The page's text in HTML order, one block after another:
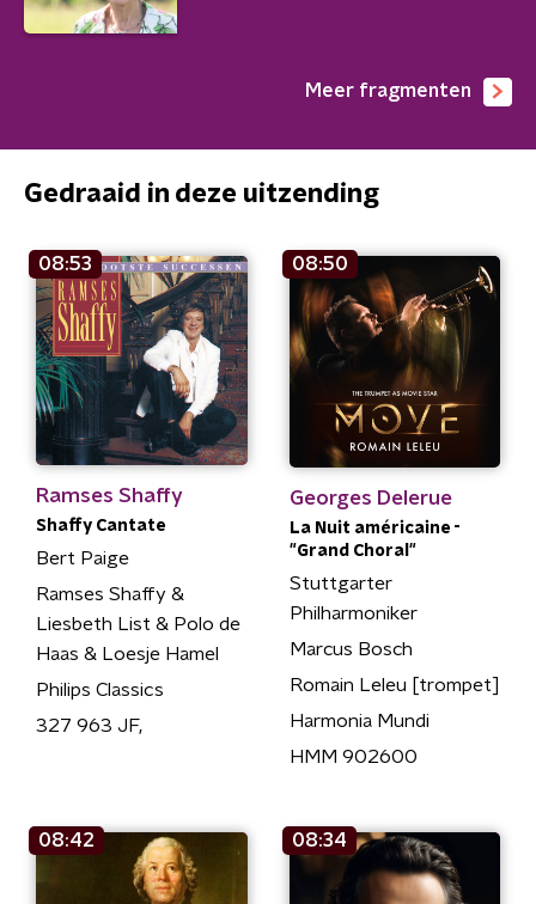
Meer fragmenten
Gedraaid in deze uitzending
08:53
Ramses Shaffy
Shaffy Cantate
Bert Paige
Ramses Shaffy &
Liesbeth List & Polo de
Haas & Loesje Hamel
Philips Classics
327 963 JF,
08:50
Georges Delerue
La Nuit américaine -
"Grand Choral"
Stuttgarter
Philharmoniker
Marcus Bosch
Romain Leleu [trompet]
Harmonia Mundi
HMM 902600
08:42 08:34